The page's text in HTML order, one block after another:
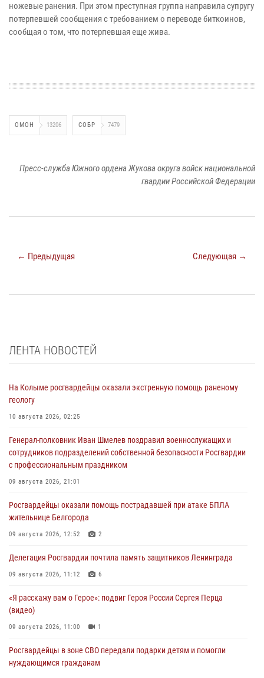
ножевые ранения. При этом преступная группа направила супругу
потерпевшей сообщения с требованием о переводе биткоинов,
сообщая о том, что потерпевшая еще жива.
ОМОН 13206 СОБР 7479
Пресс-служба Южного ордена Жукова округа войск национальной
гвардии Российской Федерации
← Предыдущая Следующая →
ЛЕНТА НОВОСТЕЙ
На Колыме росгвардейцы оказали экстренную помощь раненому
геологу
10 августа 2026, 02:25
Генерал-полковник Иван Шмелев поздравил военнослужащих и
сотрудников подразделений собственной безопасности Росгвардии
с профессиональным праздником
09 августа 2026, 21:01
Росгвардейцы оказали помощь пострадавшей при атаке БПЛА
жительнице Белгорода
09 августа 2026, 12:52 2
Делегация Росгвардии почтила память защитников Ленинграда
09 августа 2026, 11:12 6
«Я расскажу вам о Герое»: подвиг Героя России Сергея Перца
(видео)
09 августа 2026, 11:00 1
Росгвардейцы в зоне СВО передали подарки детям и помогли
нуждающимся гражданам